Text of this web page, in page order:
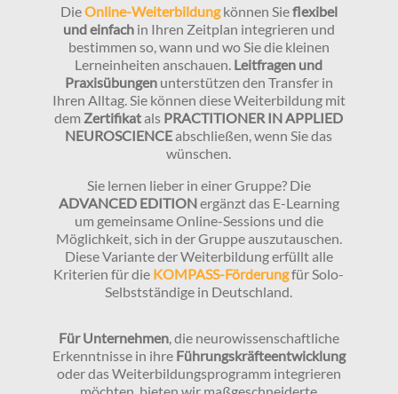
DieOnline-Weiterbildungkönnen Sieflexibel
und einfachin Ihren Zeitplan integrieren und
bestimmen so, wann und wo Sie die kleinen
Lerneinheiten anschauen. Leitfragen und
Praxisübungenunterstützen den Transfer in
Ihren Alltag. Sie können diese Weiterbildung mit
dem Zertifikatals PRACTITIONER IN APPLIED
NEUROSCIENCEabschließen, wenn Sie das
wünschen.
Sie lernen lieber in einer Gruppe? Die
ADVANCED EDITIONergänzt das E-Learning
um gemeinsame Online-Sessions und die
Möglichkeit, sich in der Gruppe auszutauschen.
Diese Variante der Weiterbildung erfüllt alle
Kriterien für die KOMPASS-Förderungfür Solo-
Selbstständige in Deutschland.
Für Unternehmen, die neurowissenschaftliche
Erkenntnisse in ihre Führungskräfteentwicklung
oder das Weiterbildungsprogramm integrieren